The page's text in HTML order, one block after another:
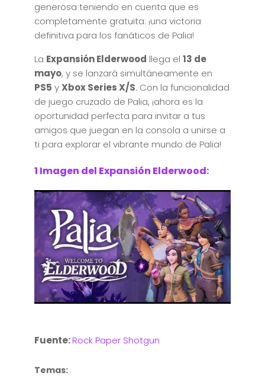
generosa teniendo en cuenta que es
completamente gratuita: ¡una victoria
definitiva para los fanáticos de Palia!
La Expansión Elderwood llega el 13 de
mayo, y se lanzará simultáneamente en
PS5 yXbox Series X/S. Con la funcionalidad
de juego cruzado de Palia, ¡ahora es la
oportunidad perfecta para invitar a tus
amigos que juegan en la consola a unirse a
ti para explorar el vibrante mundo de Palia!
1 Imagen del Expansión Elderwood:
Fuente:Rock Paper Shotgun
Temas: